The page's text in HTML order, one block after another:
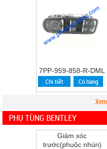
7PP-959-858-R-DML
Chi tiết Có hàng
PHỤ TÙNG BENTLEY
Giảm xóc
trước(phuộc nhún)